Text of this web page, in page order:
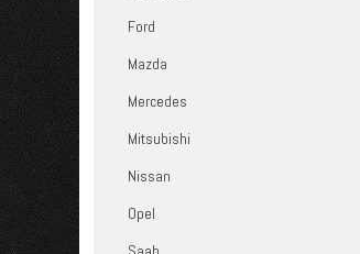
Ford
Mazda
Mercedes
Mitsubishi
Nissan
Opel